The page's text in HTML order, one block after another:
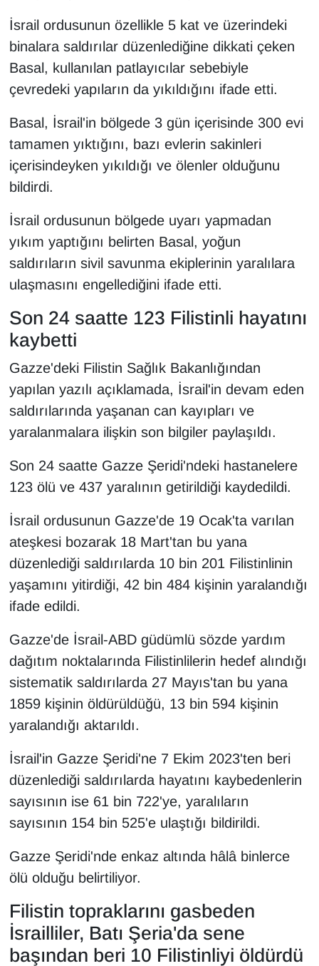
İsrail ordusunun özellikle 5 kat ve üzerindeki
binalara saldırılar düzenlediğine dikkati çeken
Basal, kullanılan patlayıcılar sebebiyle
çevredeki yapıların da yıkıldığını ifade etti.
Basal, İsrail'in bölgede 3 gün içerisinde 300 evi
tamamen yıktığını, bazı evlerin sakinleri
içerisindeyken yıkıldığı ve ölenler olduğunu
bildirdi.
İsrail ordusunun bölgede uyarı yapmadan
yıkım yaptığını belirten Basal, yoğun
saldırıların sivil savunma ekiplerinin yaralılara
ulaşmasını engellediğini ifade etti.
Son 24 saatte 123 Filistinli hayatını
kaybetti
Gazze'deki Filistin Sağlık Bakanlığından
yapılan yazılı açıklamada, İsrail'in devam eden
saldırılarında yaşanan can kayıpları ve
yaralanmalara ilişkin son bilgiler paylaşıldı.
Son 24 saatte Gazze Şeridi'ndeki hastanelere
123 ölü ve 437 yaralının getirildiği kaydedildi.
İsrail ordusunun Gazze'de 19 Ocak'ta varılan
ateşkesi bozarak 18 Mart'tan bu yana
düzenlediği saldırılarda 10 bin 201 Filistinlinin
yaşamını yitirdiği, 42 bin 484 kişinin yaralandığı
ifade edildi.
Gazze'de İsrail-ABD güdümlü sözde yardım
dağıtım noktalarında Filistinlilerin hedef alındığı
sistematik saldırılarda 27 Mayıs'tan bu yana
1859 kişinin öldürüldüğü, 13 bin 594 kişinin
yaralandığı aktarıldı.
İsrail'in Gazze Şeridi'ne 7 Ekim 2023'ten beri
düzenlediği saldırılarda hayatını kaybedenlerin
sayısının ise 61 bin 722'ye, yaralıların
sayısının 154 bin 525'e ulaştığı bildirildi.
Gazze Şeridi'nde enkaz altında hâlâ binlerce
ölü olduğu belirtiliyor.
Filistin topraklarını gasbeden
İsrailliler, Batı Şeria'da sene
başından beri 10 Filistinliyi öldürdü